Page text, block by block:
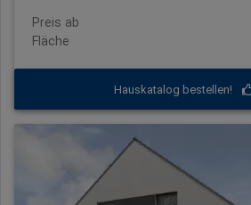
Preis ab
Fläche
Hauskatalog bestellen!